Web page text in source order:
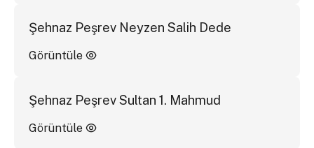
Şehnaz Peşrev Neyzen Salih Dede
Görüntüle
Şehnaz Peşrev Sultan 1. Mahmud
Görüntüle